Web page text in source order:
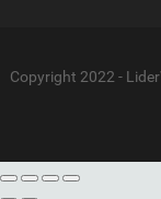
Copyright 2022 -